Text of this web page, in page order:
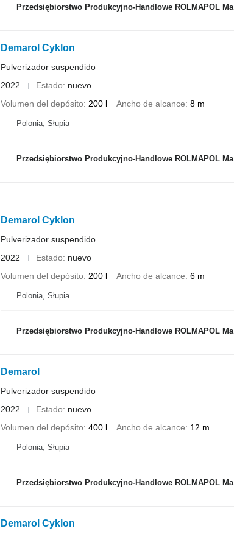
Przedsiębiorstwo Produkcyjno-Handlowe ROLMAPOL Marcin Dziekan
Demarol Cyklon
Pulverizador suspendido
2022
Estado
nuevo
Volumen del depósito 200 l Ancho de alcance 8 m
Polonia, Słupia
Przedsiębiorstwo Produkcyjno-Handlowe ROLMAPOL Marcin Dziekan
Demarol Cyklon
Pulverizador suspendido
2022
Estado
nuevo
Volumen del depósito
200 l Ancho de alcance 6 m
Polonia, Słupia
Przedsiębiorstwo Produkcyjno-Handlowe ROLMAPOL Marcin Dziekan
Demarol
Pulverizador suspendido
2022
Estado
nuevo
Volumen del depósito 400 l Ancho de alcance 12 m
Polonia, Słupia
Przedsiębiorstwo Produkcyjno-Handlowe ROLMAPOL Marcin Dziekan
Demarol Cyklon